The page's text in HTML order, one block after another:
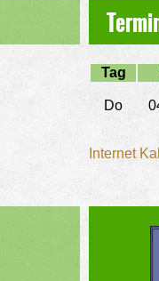
Tag
Do
Internet